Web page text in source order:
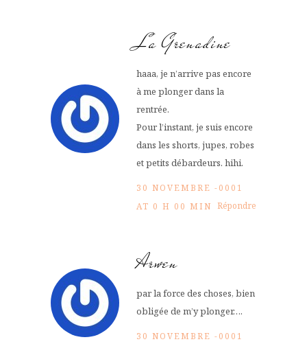
La Grenadine
haaa, je n’arrive pas encore
à me plonger dans la
rentrée.
Pour l’instant, je suis encore
dans les shorts, jupes, robes
et petits débardeurs. hihi.
30 NOVEMBRE -0001
AT 0 H 00 MIN Répondre
Arwen
par la force des choses, bien
obligée de m’y plonger….
30 NOVEMBRE -0001